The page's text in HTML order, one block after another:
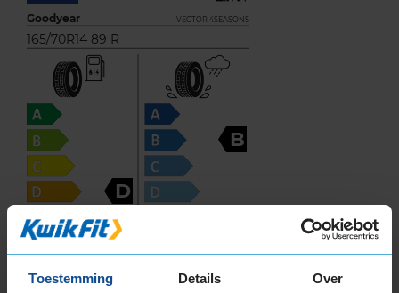
Toestemming Details Over
Goodyear VECTOR 4SEASONS
165/70R14 89 R
D
B